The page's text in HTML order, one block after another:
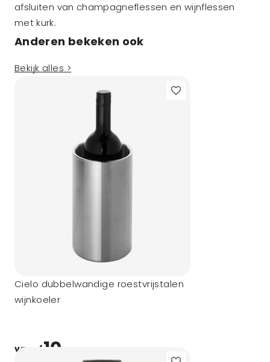
afsluiten van champagneflessen en wijnflessen
met kurk.
Anderen bekeken ook
Bekijk alles >
Cielo dubbelwandige roestvrijstalen
wijnkoeler
vanaf10,-